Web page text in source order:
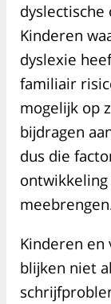
Kinderen
dyslexie
familiair
mogelijk op
bijdragen
dus die
Kinderen en
blijken niet